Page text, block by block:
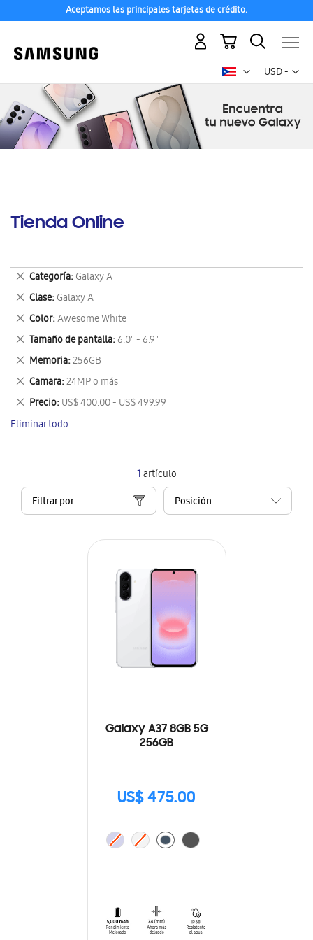
Aceptamos las principales tarjetas de crédito.
USD -
dólar
Mi carrito
Tienda Online
1artículo
Filtrar por
Galaxy A37 8GB 5G
256GB
US$ 475.00
Categoría Galaxy A
Eliminar
este
artículo
Clase Galaxy A
Eliminar
este
artículo
Color Awesome White
Eliminar
este
artículo
Tamaño de pantalla 6.0" - 6.9"
Eliminar
este
artículo
Memoria 256GB
Eliminar
este
artículo
Camara 24MP o más
Eliminar
este
artículo
Precio US$ 400.00 - US$ 499.99
Eliminar
este
artículo
Eliminar todo